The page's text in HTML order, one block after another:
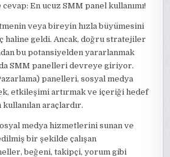
En ucuz SMM panel kullanımı!
veya bireyin hızla büyümesini
haline geldi. Ancak, doğru stratejiler
bu potansiyelden yararlanmak
SMM panelleri devreye giriyor.
panelleri, sosyal medya
etkileşimi artırmak ve içeriği hedef
araçlardır.
medya hizmetlerini sunan ve
bir şekilde çalışan
beğeni, takipçi, yorum gibi